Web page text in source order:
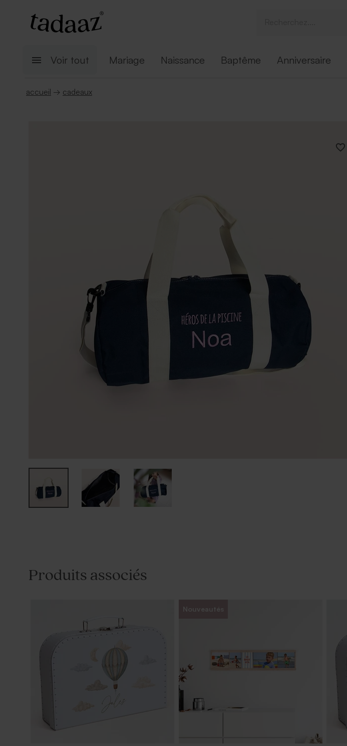
Voir tout Mariage Naissance Baptême Anniversaire
accueil → cadeaux
Produits associés
Nouveautés